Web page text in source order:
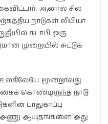
ஆனால் சில
நாடுகள் லிபியா
கடாபி ஒரு
முறையில் சுட்டுக்
மூன்றாவது
கொண்டிருந்த நாடு
பாதுகாப்பு
அணு ஆயுதங்களை அது